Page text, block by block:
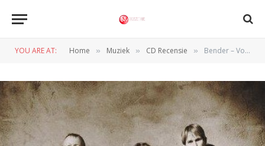
YOU ARE AT: Home » Muziek » CD Recensie » Bender – Voor het te laat is